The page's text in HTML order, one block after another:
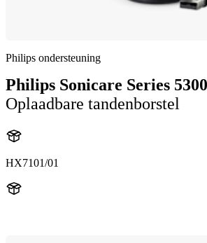
Philips ondersteuning
Philips Sonicare Series 5300
Oplaadbare tandenborstel
HX7101/01